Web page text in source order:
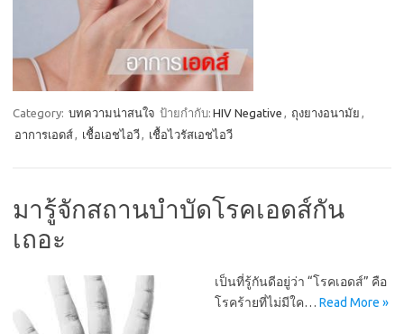
Category: บทความน่าสนใจ ป้ายกำกับ: HIV Negative , ถุงยางอนามัย ,
อาการเอดส์, เชื้อเอชไอวี, เชื้อไวรัสเอชไอวี
มารู้จักสถานบำบัดโรคเอดส์กัน
เถอะ
เป็นที่รู้กันดีอยู่ว่า “โรคเอดส์” คือ
โรคร้ายที่ไม่มีใค… Read More »